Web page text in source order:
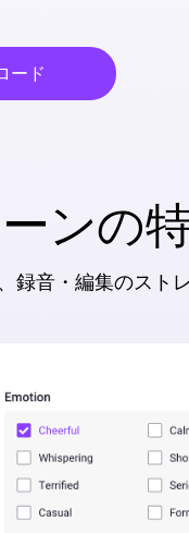
ード
ンの
録音・編集のスト